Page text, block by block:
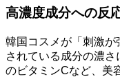
高濃度成分への反
韓国コスメが「刺激
されている成分の濃
のビタミンCなど、美